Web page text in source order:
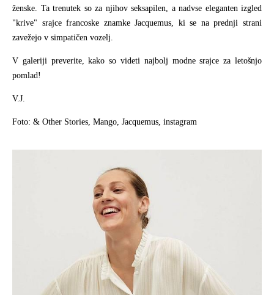
ženske. Ta trenutek so za njihov seksapilen, a nadvse eleganten izgled
"krive" srajce francoske znamke Jacquemus, ki se na prednji strani
zavežejo v simpatičen vozelj.
V galeriji preverite, kako so videti najbolj modne srajce za letošnjo
pomlad!
V.J.
Foto: & Other Stories, Mango, Jacquemus, instagram